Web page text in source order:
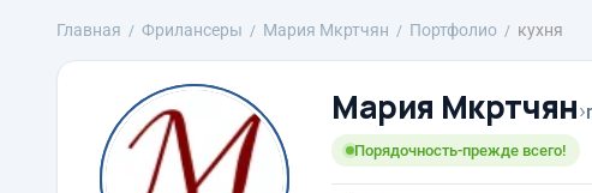
Главная Фрилансеры Mария Мкртчян Портфолио кухня
Mария Мкртчян›
Порядочность-прежде всего!